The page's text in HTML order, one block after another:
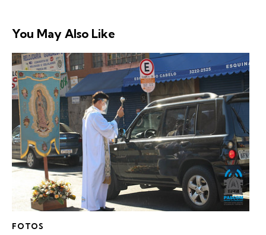
You May Also Like
FOTOS